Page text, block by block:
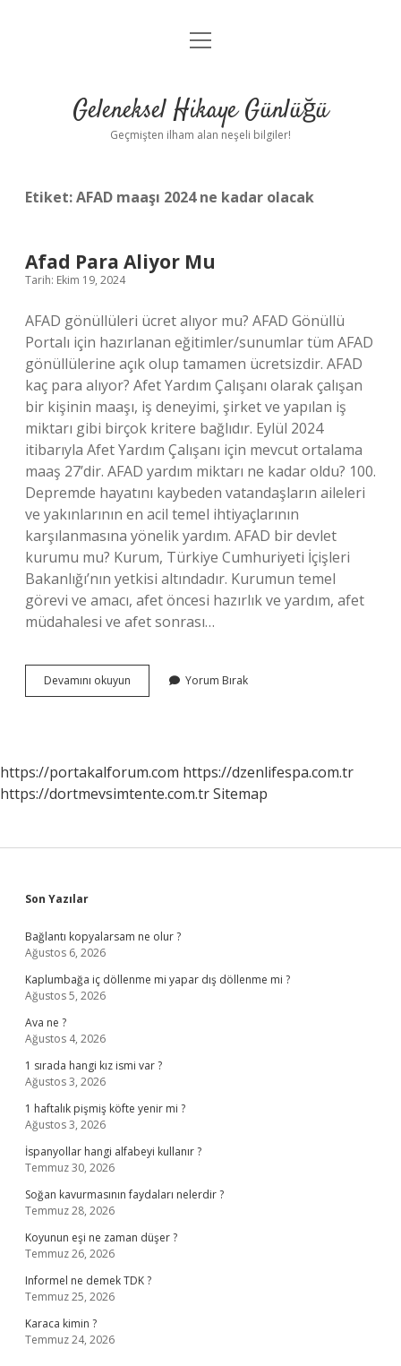
Anasayfa
Yasal Uyarı
menüyü
Geleneksel Hikaye Günlüğü
Geçmişten ilham alan neşeli bilgiler!
Etiket:AFAD maaşı 2024 ne kadar olacak
Afad Para Aliyor Mu
Tarih: Ekim 19, 2024
AFAD gönüllüleri ücret alıyor mu? AFAD Gönüllü
Portalı için hazırlanan eğitimler/sunumlar tüm AFAD
gönüllülerine açık olup tamamen ücretsizdir. AFAD
kaç para alıyor? Afet Yardım Çalışanı olarak çalışan
bir kişinin maaşı, iş deneyimi, şirket ve yapılan iş
miktarı gibi birçok kritere bağlıdır. Eylül 2024
itibarıyla Afet Yardım Çalışanı için mevcut ortalama
maaş 27’dir. AFAD yardım miktarı ne kadar oldu? 100.
Depremde hayatını kaybeden vatandaşların aileleri
ve yakınlarının en acil temel ihtiyaçlarının
karşılanmasına yönelik yardım. AFAD bir devlet
kurumu mu? Kurum, Türkiye Cumhuriyeti İçişleri
Bakanlığı’nın yetkisi altındadır. Kurumun temel
görevi ve amacı, afet öncesi hazırlık ve yardım, afet
müdahalesi ve afet sonrası…
Devamını okuyun
Para
Yorum Bırak
https://portakalforum.com https://dzenlifespa.com.tr
https://dortmevsimtente.com.trSitemap
Sidebar
Son Yazılar
Bağlantı kopyalarsam ne olur ?
Ağustos 6, 2026
Kaplumbağa iç döllenme mi yapar dış döllenme mi ?
Ağustos 5, 2026
Ava ne ?
Ağustos 4, 2026
1 sırada hangi kız ismi var ?
Ağustos 3, 2026
1 haftalık pişmiş köfte yenir mi ?
Ağustos 3, 2026
İspanyollar hangi alfabeyi kullanır ?
Temmuz 30, 2026
Soğan kavurmasının faydaları nelerdir ?
Temmuz 28, 2026
Koyunun eşi ne zaman düşer ?
Temmuz 26, 2026
Informel ne demek TDK ?
Temmuz 25, 2026
Karaca kimin ?
Temmuz 24, 2026